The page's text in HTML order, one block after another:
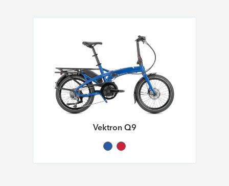
Vektron Q9